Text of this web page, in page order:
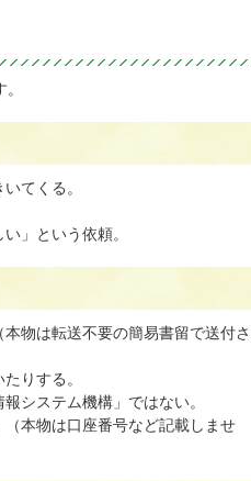
てくる。
」という依頼。
物は転送不要の簡易書留で送付
りする。
システム機構」ではない。
本物は口座番号など記載しませ